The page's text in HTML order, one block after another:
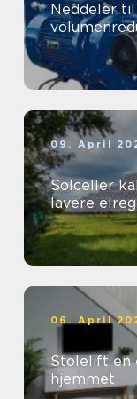
Neddeler
09. April
Solceller
lavere
06. April
Stolelift en enkel løsning til trapper i
hjemmet